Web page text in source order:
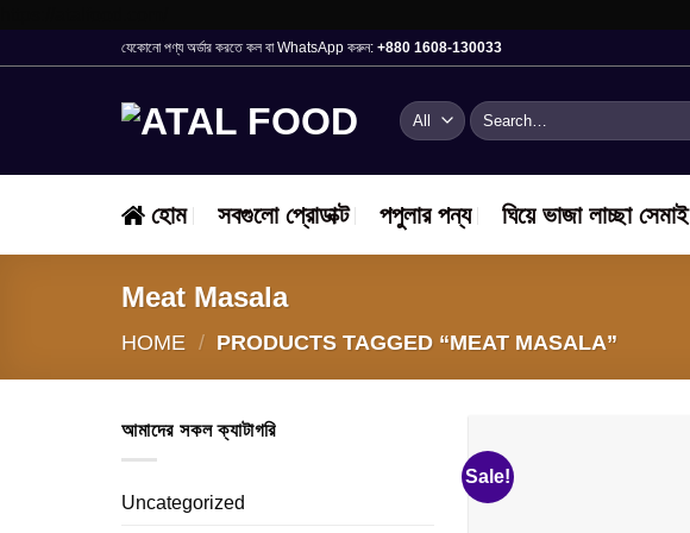
to
content
যেকোনো পণ্য অর্ডার করতে কল বা WhatsApp করুন: +880 1608-130033
Search
for:
হোম সবগুলো প্রোডাক্ট পপুলার পন্য ঘিয়ে ভাজা লাচ্ছা সেমাই
Meat Masala
HOME / PRODUCTS TAGGED “MEAT MASALA”
আমাদের সকল ক্যাটাগরি
Uncategorized
Sale!